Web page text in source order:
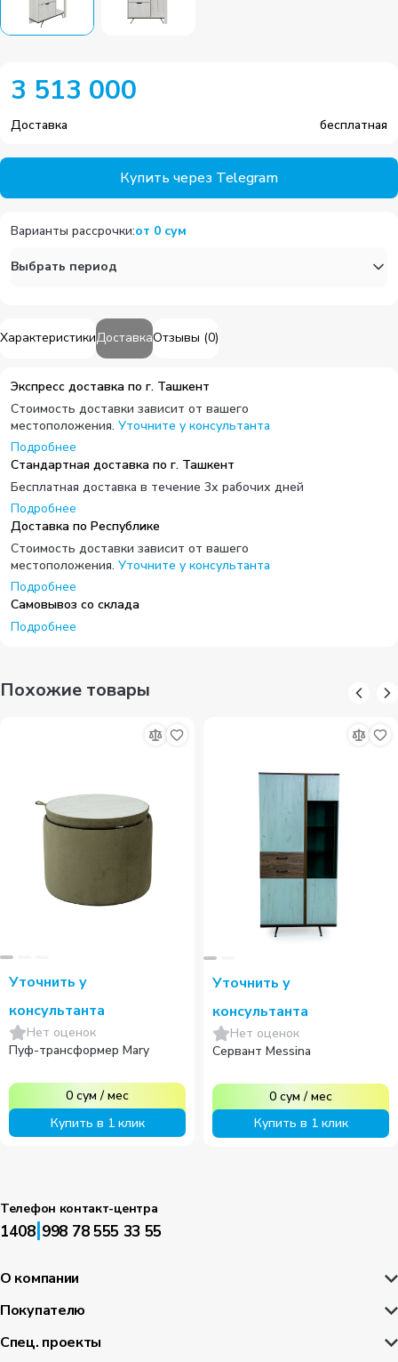
ХарактеристикиДоставкаОтзывы (0)
Экспресс доставка по г. Ташкент
Стоимость доставки зависит от вашего
местоположения. Уточните у консультанта
Подробнее
Стандартная доставка по г. Ташкент
Бесплатная доставка в течение 3х рабочих дней
Подробнее
Доставка по Республике
Стоимость доставки зависит от вашего
местоположения. Уточните у консультанта
Подробнее
Самовывоз со склада
Подробнее
3 513 000
Доставка бесплатная
Купить через Telegram
Варианты рассрочки:от 0 сум
Выбрать период
Похожие товары
Уточнить у
консультанта
Нет оценок
Пуф-трансформер Mary
0 сум /мес
Купить в 1 клик
Уточнить у
консультанта
Нет оценок
Сервант Messina
0 сум /мес
Купить в 1 клик
Телефон контакт-центра
1408|998 78 555 33 55
О компании
Покупателю
Спец. проекты